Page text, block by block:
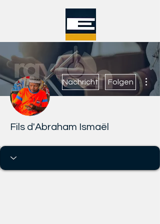
Nachricht Folgen
Fils d'Abraham Ismaël